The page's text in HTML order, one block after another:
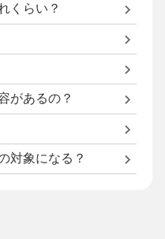
くらい？
があるの？
対象になる？